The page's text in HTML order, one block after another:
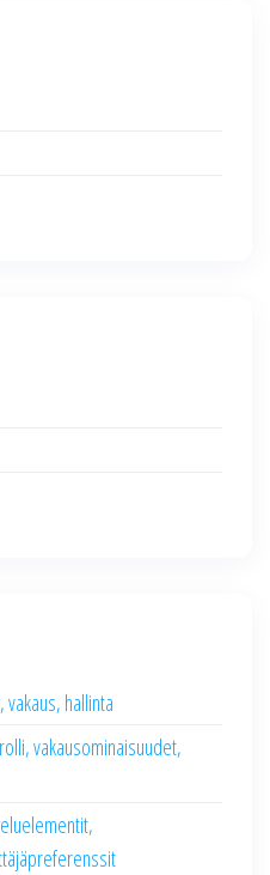
hallinta
vakausominaisuudet,